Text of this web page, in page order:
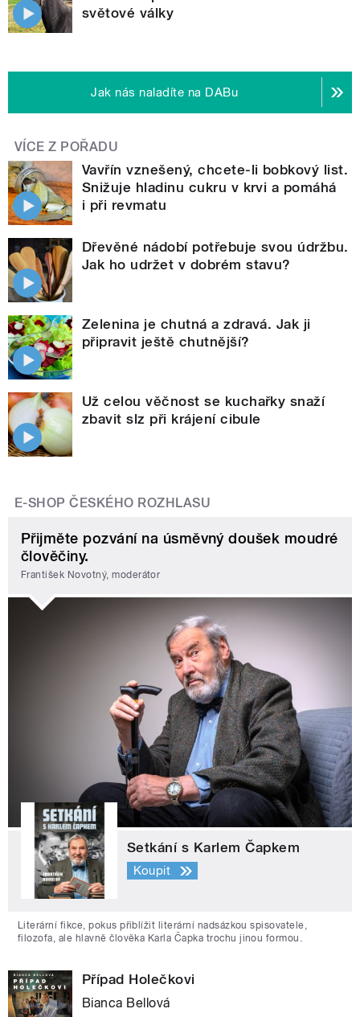
světové války
Jak nás naladíte na DABu
VÍCE Z POŘADU
Vavřín vznešený, chcete-li bobkový list.
Snižuje hladinu cukru v krvi a pomáhá
i při revmatu
Dřevěné nádobí potřebuje svou údržbu.
Jak ho udržet v dobrém stavu?
Zelenina je chutná a zdravá. Jak ji
připravit ještě chutnější?
Už celou věčnost se kuchařky snaží
zbavit slz při krájení cibule
E-SHOP ČESKÉHO ROZHLASU
Přijměte pozvání na úsměvný doušek moudré
člověčiny.
František Novotný, moderátor
Setkání s Karlem Čapkem
Koupit
Literární fikce, pokus přiblížit literární nadsázkou spisovatele,
filozofa, ale hlavně člověka Karla Čapka trochu jinou formou.
Případ Holečkovi
Bianca Bellová